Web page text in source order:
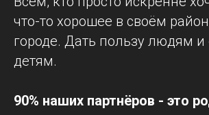
что-то хорошее в своём
городе. Дать пользу людям и
детям.
90% наших партнёров - это